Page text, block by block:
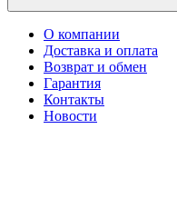
О компании
Доставка и оплата
Возврат и обмен
Гарантия
Контакты
Новости